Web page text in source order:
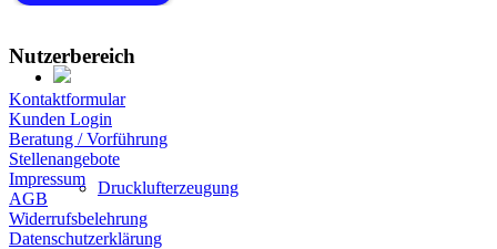
Drucklufterzeugung
Nutzerbereich
Kontaktformular
Kunden Login
Beratung / Vorführung
Stellenangebote
Impressum
AGB
Widerrufsbelehrung
Datenschutzerklärung